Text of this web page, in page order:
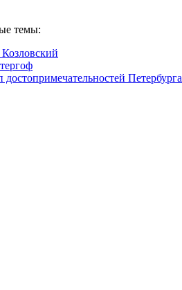
темы:
достопримечательностей Петербурга